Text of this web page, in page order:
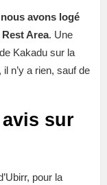
nous avons logé
Area. Une
Kakadu sur la
n’y a rien, sauf de
sur
pour la